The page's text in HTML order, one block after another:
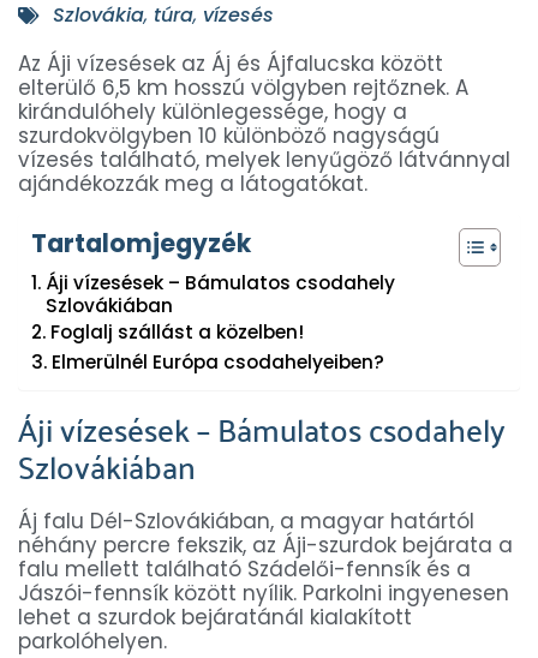
Szlovákia, túra, vízesés
Az Áji vízesések az Áj és Ájfalucska között
elterülő 6,5 km hosszú völgyben rejtőznek. A
kirándulóhely különlegessége, hogy a
szurdokvölgyben 10 különböző nagyságú
vízesés található, melyek lenyűgöző látvánnyal
ajándékozzák meg a látogatókat.
Tartalomjegyzék
Áji vízesések – Bámulatos csodahely
Szlovákiában
Foglalj szállást a közelben!
Elmerülnél Európa csodahelyeiben?
Áji vízesések – Bámulatos csodahely
Szlovákiában
Áj falu Dél-Szlovákiában, a magyar határtól
néhány percre fekszik, az Áji-szurdok bejárata a
falu mellett található Szádelői-fennsík és a
Jászói-fennsík között nyílik. Parkolni ingyenesen
lehet a szurdok bejáratánál kialakított
parkolóhelyen.